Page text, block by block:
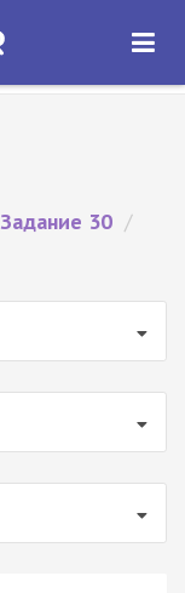
ОТКРЫТЬ
Задание 30 /